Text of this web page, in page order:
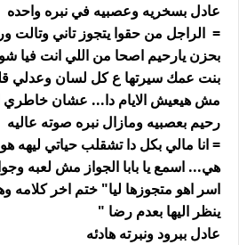
عادل بسخريه وعصبيه في نبره واحده
= الراجل من حقوا يتجوز تاني وتالت
بحزن يارحيم اصحا من اللي انت فيا
بنت عمك سيرتها ع كل لسان وعدلي
مش هيعيش الايام دا... عشان خاطري
رحيم بعصبيه ومازال نبره صوته عاليه
= انا مالي بكل دا تشقلب حياتي ليهه
هي... اسمع يا بابا الجواز مش لعبه
اسر اهو متجوزها ليا" ختم اخر كلامه
ينظر اليها بعدم رضا "
عادل ببرود ونبرته هادئه